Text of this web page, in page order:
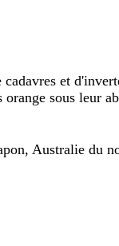
et
sous leur
Australie du